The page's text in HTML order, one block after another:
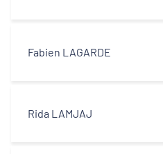
Fabien LAGARDE
Rida LAMJAJ